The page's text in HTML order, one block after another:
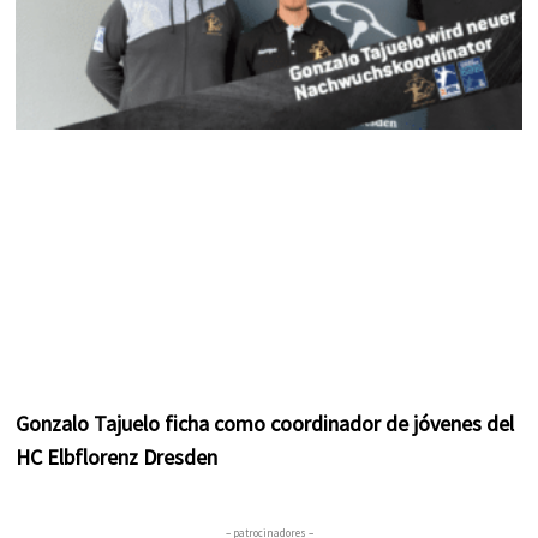
Gonzalo Tajuelo ficha como coordinador de jóvenes del
HC Elbflorenz Dresden
– patrocinadores –